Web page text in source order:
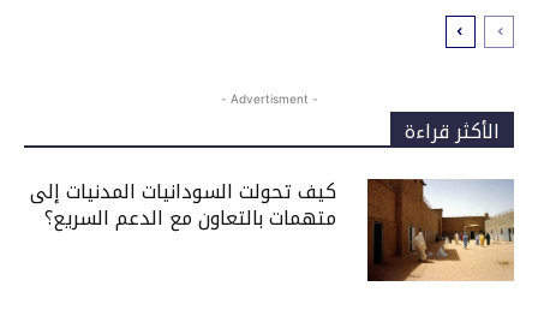
- Advertisment -
الأكثر قراءة
كيف تحولت السودانيات المدنيات إلى
متهمات بالتعاون مع الدعم السريع؟